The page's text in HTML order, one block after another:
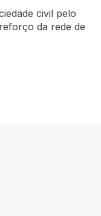
civil pelo
da rede de